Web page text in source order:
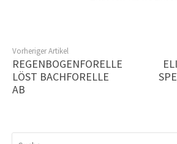
Vorheriger Artikel
REGENBOGENFORELLE
LÖST BACHFORELLE
AB